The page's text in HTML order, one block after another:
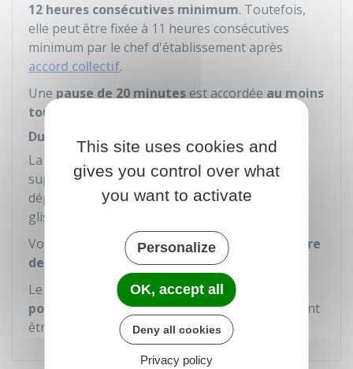
12 heures consécutives minimum. Toutefois,
elle peut être fixée à 11 heures consécutives
minimum par le chef d'établissement après
accord collectif.
Une pause de 20 minutesest accordée au moins
toues les 6 heures
Durée hebdomadaire
La durée hebdomadaire de travail, heures
supplémentaires comprises, ne peut pas
dépasser
48 heurespar période de 7 jours
glissants (c'est à-dire de date à date).
Vous devez bénéficier d'unrepos hebdomadaire
de 36 heures consécutives minimum
Le nombre de jours de repos est fixé à
pour 2 semaines. Au moins 2 d'entre eux doivent
être consécutifs, dont un dimanche.
This site uses cookies and
gives you control over what
you want to activate
Personalize
OK, accept all
Deny all cookies
Privacy policy